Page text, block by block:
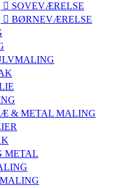
 SOVEVÆRELSE
 BØRNEVÆRELSE
& METAL MALING
METAL